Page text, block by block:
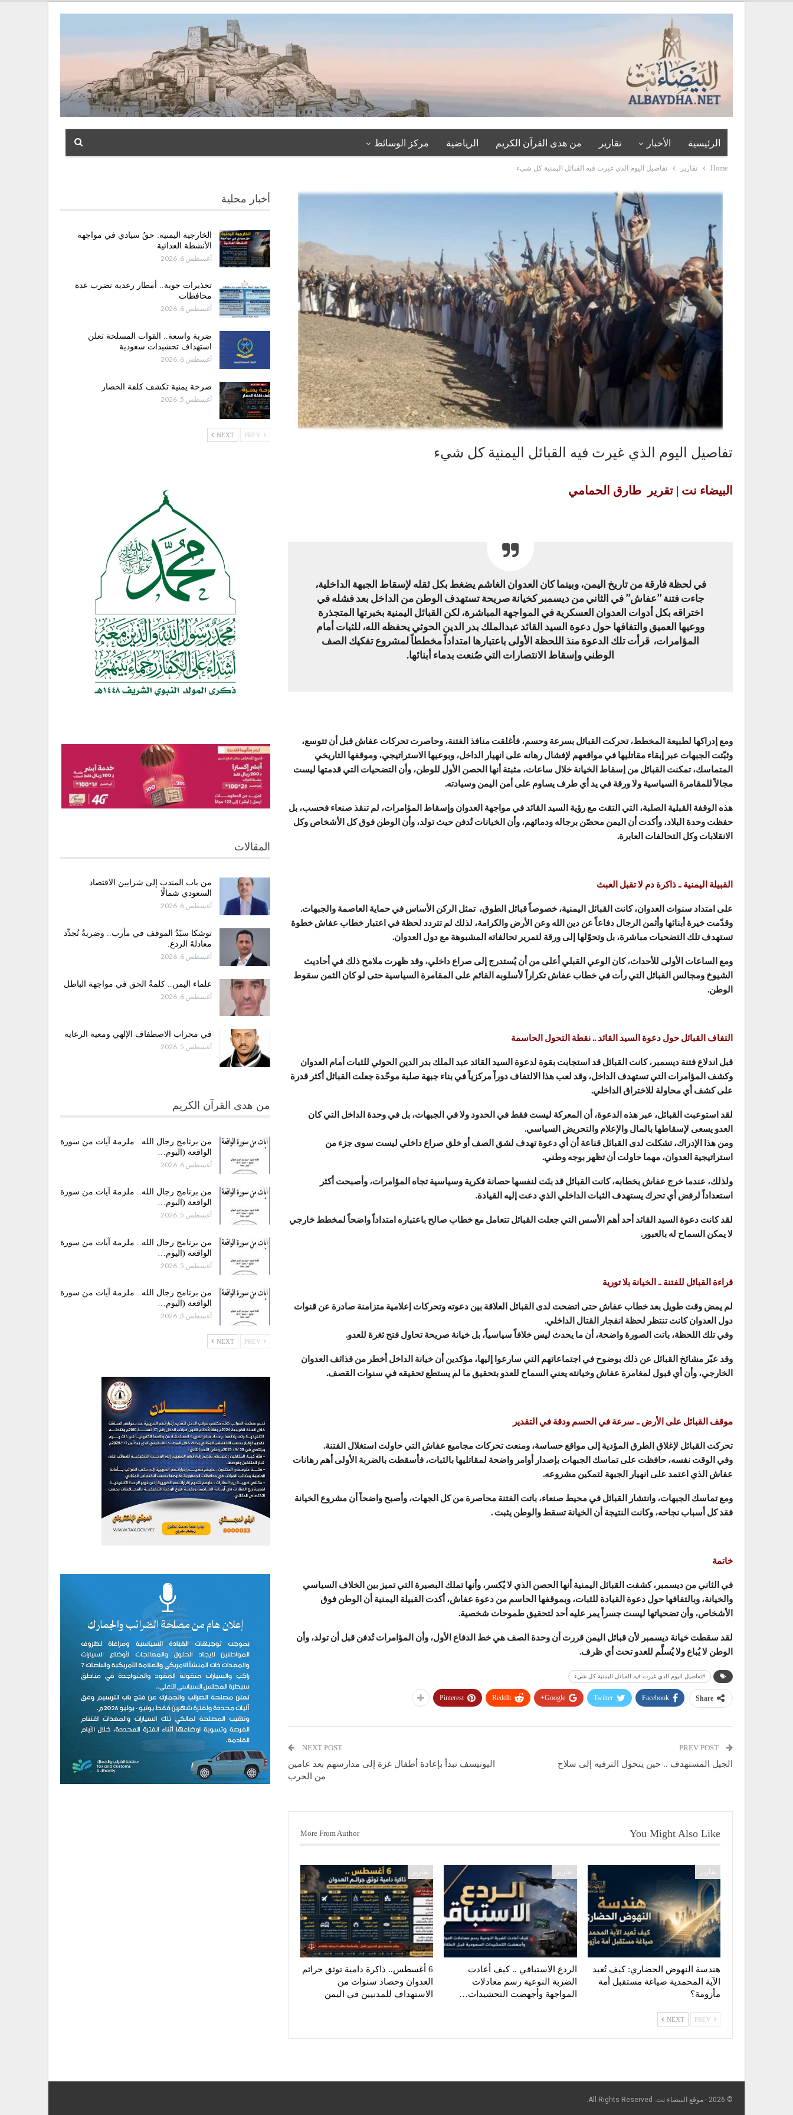
الرئيسية الأخبار تقارير من هدى القرآن الكريم الرياضية مركز الوسائظ
Home تقارير تفاصيل اليوم الذي غيرت فيه القبائل اليمنية كل شيء
تفاصيل اليوم الذي غيرت فيه القبائل اليمنية كل شيء
البيضاء نت | تقرير طارق الحمامي
في لحظة فارقة من تاريخ اليمن، وبينما كان العدوان الغاشم يضغط بكل ثقله لإسقاط الجبهة الداخلية،
جاءت فتنة ’’عفاش’’ في الثاني من ديسمبر كخيانة صريحة تستهدف الوطن من الداخل بعد فشله في
اختراقه بكل أدوات العدوان العسكرية في المواجهة المباشرة، لكن القبائل اليمنية بخبرتها المتجذرة
ووعيها العميق والتفافها حول دعوة السيد القائد عبدالملك بدر الدين الحوثي يحفظه الله، للثبات أمام
المؤامرات، قرأت تلك الدعوة منذ اللحظة الأولى باعتبارها امتداداً مخططاً لمشروع تفكيك الصف
الوطني وإسقاط الانتصارات التي صُنعت بدماء أبنائها.
ومع إدراكها لطبيعة المخطط، تحركت القبائل بسرعة وحسم، فأغلقت منافذ الفتنة، وحاصرت تحركات عفاش قبل أن تتوسع،
وثبّتت الجبهات عبر إبقاء مقاتليها في مواقعهم لإفشال رهانه على انهيار الداخل، وبوعيها الاستراتيجي، وموقفها التاريخي
المتماسك، تمكنت القبائل من إسقاط الخيانة خلال ساعات، مثبتة أنها الحصن الأول للوطن، وأن التضحيات التي قدمتها ليست
مجالاً للمقامرة السياسية ولا ورقة في يد أي طرف يساوم على أمن اليمن وسيادته.
هذه الوقفة القبلية الصلبة، التي التقت مع رؤية السيد القائد في مواجهة العدوان وإسقاط المؤامرات، لم تنقذ صنعاء فحسب، بل
حفظت وحدة البلاد، وأكدت أن اليمن محصّن برجاله ودمائهم، وأن الخيانات تُدفن حيث تولد، وأن الوطن فوق كل الأشخاص وكل
الانقلابات وكل التحالفات العابرة.
القبيلة اليمنية .. ذاكرة دم لا تقبل العبث
على امتداد سنوات العدوان، كانت القبائل اليمنية، خصوصاً قبائل الطوق، تمثل الركن الأساس في حماية العاصمة والجبهات.
وقدّمت خيرة أبنائها وأثمن الرجال دفاعاً عن دين الله وعن الأرض والكرامة، لذلك لم تتردد لحظة في اعتبار خطاب عفاش خطوة
تستهدف تلك التضحيات مباشرة، بل وتحوّلها إلى ورقة لتمرير تحالفاته المشبوهة مع دول العدوان.
ومع الساعات الأولى للأحداث، كان الوعي القبلي أعلى من أن يُستدرج إلى صراع داخلي، وقد ظهرت ملامح ذلك في أحاديث
الشيوخ ومجالس القبائل التي رأت في خطاب عفاش تكراراً لأسلوبه القائم على المقامرة السياسية حتى لو كان الثمن سقوط
الوطن.
التفاف القبائل حول دعوة السيد القائد .. نقطة التحول الحاسمة
قبل اندلاع فتنة ديسمبر، كانت القبائل قد استجابت بقوة لدعوة السيد القائد عبد الملك بدر الدين الحوثي للثبات أمام العدوان
وكشف المؤامرات التي تستهدف الداخل، وقد لعب هذا الالتفاف دوراً مركزياً في بناء جبهة صلبة موحّدة جعلت القبائل أكثر قدرة
على كشف أي محاولة للاختراق الداخلي.
لقد استوعبت القبائل، عبر هذه الدعوة، أن المعركة ليست فقط في الحدود ولا في الجبهات، بل في وحدة الداخل التي كان
العدو يسعى لإسقاطها بالمال والإعلام والتحريض السياسي.
ومن هذا الإدراك، تشكلت لدى القبائل قناعة أن أي دعوة تهدف لشق الصف أو خلق صراع داخلي ليست سوى جزء من
استراتيجية العدوان، مهما حاولت أن تظهر بوجه وطني.
ولذلك، عندما خرج عفاش بخطابه، كانت القبائل قد بنَت لنفسها حصانة فكرية وسياسية تجاه المؤامرات، وأصبحت أكثر
استعداداً لرفض أي تحرك يستهدف الثبات الداخلي الذي دعت إليه القيادة.
لقد كانت دعوة السيد القائد أحد أهم الأسس التي جعلت القبائل تتعامل مع خطاب صالح باعتباره امتداداً واضحاً لمخطط خارجي
لا يمكن السماح له بالعبور.
قراءة القبائل للفتنة .. الخيانة بلا تورية
لم يمض وقت طويل بعد خطاب عفاش حتى اتضحت لدى القبائل العلاقة بين دعوته وتحركات إعلامية متزامنة صادرة عن قنوات
دول العدوان كانت تنتظر لحظة انفجار القتال الداخلي.
وفي تلك اللحظة، باتت الصورة واضحة، أن ما يحدث ليس خلافاً سياسياً، بل خيانة صريحة تحاول فتح ثغرة للعدو.
وقد عبّر مشائخ القبائل عن ذلك بوضوح في اجتماعاتهم التي سارعوا إليها، مؤكدين أن خيانة الداخل أخطر من قذائف العدوان
الخارجي، وأن أي قبول لمغامرة عفاش وخيانته يعني السماح للعدو بتحقيق ما لم يستطع تحقيقه في سنوات القصف.
موقف القبائل على الأرض .. سرعة في الحسم ودقة في التقدير
تحركت القبائل لإغلاق الطرق المؤدية إلى مواقع حساسة، ومنعت تحركات مجاميع عفاش التي حاولت استغلال الفتنة.
وفي الوقت نفسه، حافظت على تماسك الجبهات بإصدار أوامر واضحة لمقاتليها بالثبات، فأسقطت بالضربة الأولى أهم رهانات
عفاش الذي اعتمد على انهيار الجبهة لتمكين مشروعه.
ومع تماسك الجبهات، وانتشار القبائل في محيط صنعاء، باتت الفتنة محاصرة من كل الجهات، وأصبح واضحاً أن مشروع الخيانة
فقد كل أسباب نجاحه، وكانت النتيجة أن الخيانة تسقط والوطن يثبت .
خاتمة
في الثاني من ديسمبر، كشفت القبائل اليمنية أنها الحصن الذي لا يُكسر، وأنها تملك البصيرة التي تميز بين الخلاف السياسي
والخيانة، وبالتفافها حول دعوة القيادة للثبات، وبموقفها الحاسم من دعوة عفاش، أكدت القبيلة اليمنية أن الوطن فوق
الأشخاص، وأن تضحياتها ليست جسراً يمر عليه أحد لتحقيق طموحات شخصية.
لقد سقطت خيانة ديسمبر لأن قبائل اليمن قررت أن وحدة الصف هي خط الدفاع الأول، وأن المؤامرات تُدفن قبل أن تولد، وأن
الوطن لا يُباع ولا يُسلَّم للعدو تحت أي ظرف.
#تفاصيل اليوم الذي غيرت فيه القبائل اليمنية كل شيء
Share
Facebook
Twitter
Google+
ReddIt
Pinterest
الجيل المستهدف .. حين يتحول الترفيه إلى سلاح
NEXT POST
اليونيسف تبدأ بإعادة أطفال غزة إلى مدارسهم بعد عامين
من الحرب
You Might Also Like
More From Author
تقارير
هندسة النهوض الحضاري: كيف تُعيد
الآية المحمدية صياغة مستقبل أمة
مأزومة؟
تقارير
الردع الاستباقي .. كيف أعادت
الضربة النوعية رسم معادلات
المواجهة وأجهضت التحشيدات…
تقارير
6 أغسطس.. ذاكرة دامية توثق جرائم
العدوان وحصاد سنوات من
الاستهداف للمدنيين في اليمن
NEXT
أخبار محلية
الخارجية اليمنية: حقٌ سيادي في مواجهة
الأنشطة العدائية
أغسطس 6, 2026
تحذيرات جوية.. أمطار رعدية تضرب عدة
محافظات
أغسطس 6, 2026
ضربة واسعة.. القوات المسلحة تعلن
استهداف تحشيدات سعودية
أغسطس 6, 2026
صرخة يمنية تكشف كلفة الحصار
أغسطس 5, 2026
NEXT
المقالات
من باب المندب إلى شرايين الاقتصاد
السعودي شمالًا
أغسطس 6, 2026
توشكا سيّدُ الموقف في مأرب.. وضربةٌ تُجدِّد
معادلةَ الردع.
أغسطس 6, 2026
علماء اليمن.. كلمةُ الحق في مواجهة الباطل
أغسطس 6, 2026
في محراب الاصطفاف الإلهي ومعية الرعاية
أغسطس 5, 2026
من هدى القرآن الكريم
من برنامج رجال الله.. ملزمة آيات من سورة
الواقعة (اليوم…
أغسطس 6, 2026
من برنامج رجال الله.. ملزمة آيات من سورة
الواقعة (اليوم…
أغسطس 5, 2026
من برنامج رجال الله.. ملزمة آيات من سورة
الواقعة (اليوم…
أغسطس 5, 2026
من برنامج رجال الله.. ملزمة آيات من سورة
الواقعة (اليوم…
أغسطس 3, 2026
NEXT
© 2026 - موقع البيضاء نت. All Rights Reserved.